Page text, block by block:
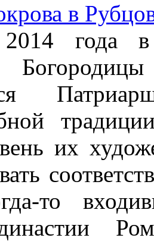
в
года в
их
то